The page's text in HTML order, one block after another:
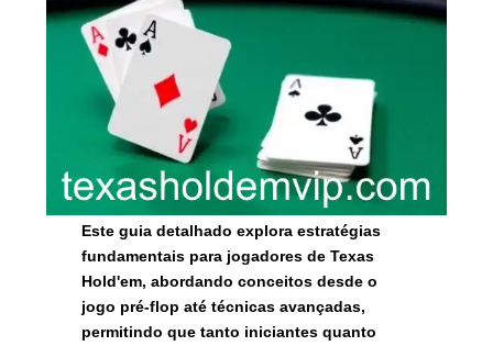
Este guia detalhado explora estratégias
fundamentais para jogadores de Texas
Hold'em, abordando conceitos desde o
jogo pré-flop até técnicas avançadas,
permitindo que tanto iniciantes quanto